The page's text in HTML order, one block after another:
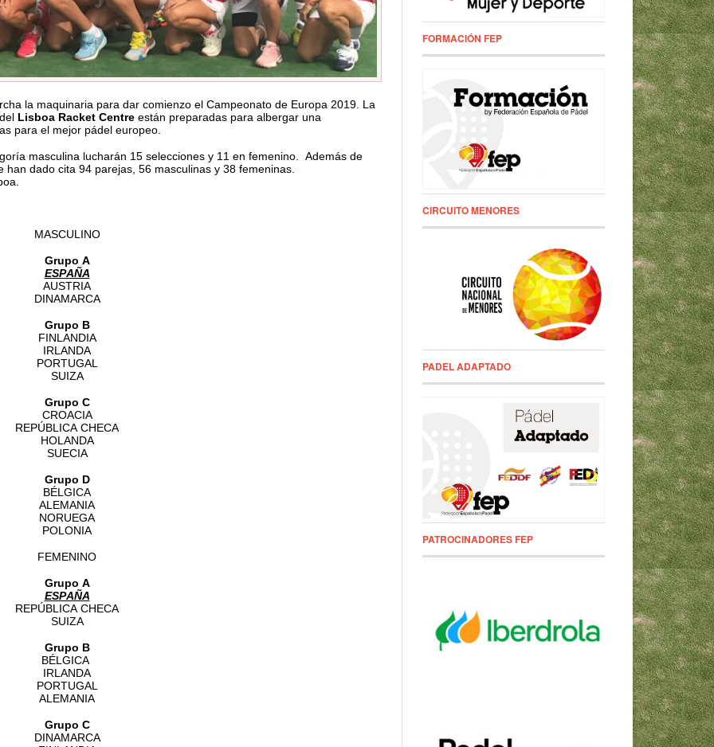
la maquinaria para dar comienzo el Campeonato de Europa 2019. La
Lisboa Racket Centre están preparadas para albergar una
para el mejor pádel europeo.
masculina lucharán 15 selecciones y 11 en femenino. Además de
dado cita 94 parejas, 56 masculinas y 38 femeninas.
MASCULINO
Grupo A
ESPAÑA
AUSTRIA
DINAMARCA
Grupo B
FINLANDIA
IRLANDA
PORTUGAL
SUIZA
Grupo C
CROACIA
REPÚBLICA CHECA
HOLANDA
SUECIA
Grupo D
BÉLGICA
ALEMANIA
NORUEGA
POLONIA
FEMENINO
Grupo A
ESPAÑA
REPÚBLICA CHECA
SUIZA
Grupo B
BÉLGICA
IRLANDA
PORTUGAL
ALEMANIA
Grupo C
DINAMARCA
FORMACIÓN FEP
CIRCUITO MENORES
PADEL ADAPTADO
PATROCINADORES FEP